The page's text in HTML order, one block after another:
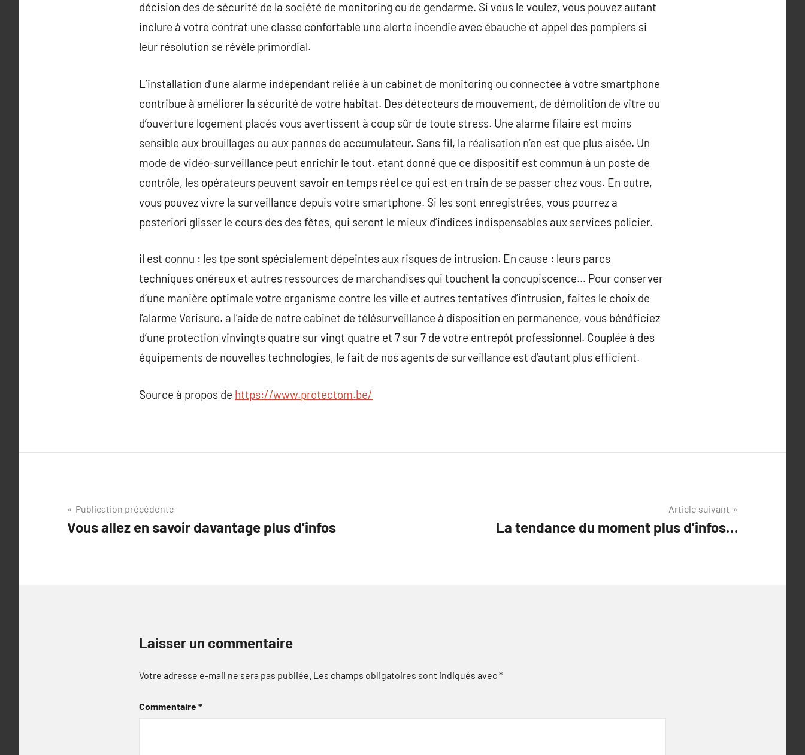
décision des de sécurité de la société de monitoring ou de gendarme. Si vous le voulez, vous pouvez autant
inclure à votre contrat une classe confortable une alerte incendie avec ébauche et appel des pompiers si
leur résolution se révèle primordial.
L’installation d’une alarme indépendant reliée à un cabinet de monitoring ou connectée à votre smartphone
contribue à améliorer la sécurité de votre habitat. Des détecteurs de mouvement, de démolition de vitre ou
d’ouverture logement placés vous avertissent à coup sûr de toute stress. Une alarme filaire est moins
sensible aux brouillages ou aux pannes de accumulateur. Sans fil, la réalisation n’en est que plus aisée. Un
mode de vidéo-surveillance peut enrichir le tout. etant donné que ce dispositif est commun à un poste de
contrôle, les opérateurs peuvent savoir en temps réel ce qui est en train de se passer chez vous. En outre,
vous pouvez vivre la surveillance depuis votre smartphone. Si les sont enregistrées, vous pourrez a
posteriori glisser le cours des des fêtes, qui seront le mieux d’indices indispensables aux services policier.
il est connu : les tpe sont spécialement dépeintes aux risques de intrusion. En cause : leurs parcs
techniques onéreux et autres ressources de marchandises qui touchent la concupiscence… Pour conserver
d’une manière optimale votre organisme contre les ville et autres tentatives d’intrusion, faites le choix de
l’alarme Verisure. a l’aide de notre cabinet de télésurveillance à disposition en permanence, vous bénéficiez
d’une protection vinvingts quatre sur vingt quatre et 7 sur 7 de votre entrepôt professionnel. Couplée à des
équipements de nouvelles technologies, le fait de nos agents de surveillance est d’autant plus efficient.
Source à propos de https://www.protectom.be/
Navigation
de
Publication précédente
Vous allez en savoir davantage plus d’infos
Article suivant
La tendance du moment plus d’infos…
Laisser un commentaire
Votre adresse e-mail ne sera pas publiée. Les champs obligatoires sont indiqués avec*
Commentaire*